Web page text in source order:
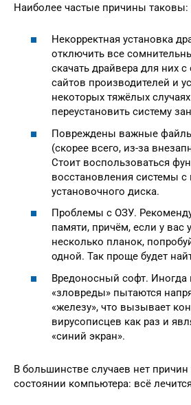
Наиболее частые причины таковы:
Некорректная установка
отключить все
скачать драйвера для них
сайтов производителей и
некоторых тяжёлых
переустановить систему
Повреждены важные
(скорее всего, из-за
Стоит воспользоваться
восстановления системы
установочного диска.
Проблемы с ОЗУ.
памяти, причём, если у вас
несколько планок,
одной. Так проще будет
Вредоносный софт. Иногда
«зловреды» пытаются
«железу», что вызывает
вирусописцев как раз и
«синий экран».
В большинстве случаев нет
состоянии компьютера: всё